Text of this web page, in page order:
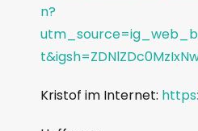
n?
Kristof im Internet: